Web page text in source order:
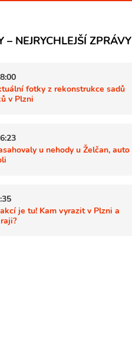
– NEJRYCHLEJŠÍ ZPRÁVY
fotky z rekonstrukce sadů
v Plzni
u nehody u Želčan, auto
je tu! Kam vyrazit v Plzni a